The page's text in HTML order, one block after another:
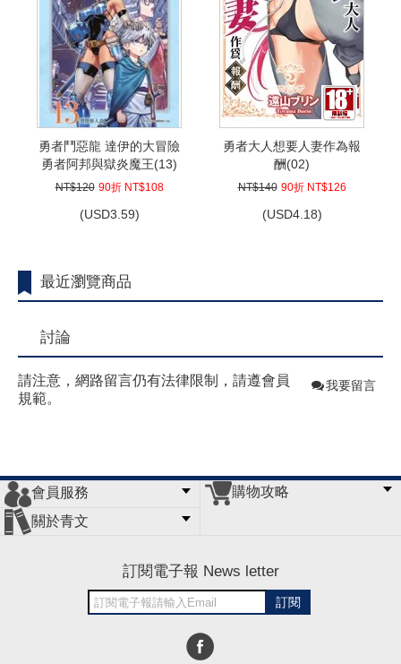
勇者鬥惡龍 達伊的大冒險
勇者阿邦與獄炎魔王(13)
NT$120 90折 NT$108
(USD3.59)
勇者大人想要人妻作為報
酬(02)
NT$140 90折 NT$126
(USD4.18)
最近瀏覽商品
討論
請注意，網路留言仍有法律限制，請遵會員
規範。
我要留言
會員服務
會員辦法
客服信箱
隱私條款
網站導覽
購物攻略
關於青文
訂閱電子報 News letter
訂閱